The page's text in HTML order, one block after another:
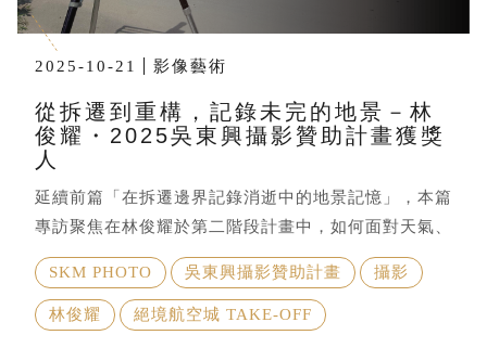
計畫」的作品《再現台灣城市》，源自徐浩瀚長期對城
市空間的觀察。相較於歐洲城市較為協調的統一的建築
風格，台灣的街景呈現出更加多樣的面貌——新建高
樓、老公寓與鐵皮加蓋常在同一條街道並存。 「台灣
城市很有趣，不同時代留下的東西都會同時出現。它們
看起來差很多，但其實都是我們生活的一部分！」 在
拍攝過程中，他並不會預設主題，而是先在城市裡行
走。當某個建築的外觀、材料或形狀吸引注意時，他會
不同建築並置：高樓與鐵皮屋、不同年代的材料與量
體，在視覺上形成衝突與對比。透過後期影像處理，他
嘗試在「忠於現實」與「影像構成」之間找到平衡，讓
2025-10-21 影像藝術
從拆遷到重構，記錄未完的地景－林
俊耀・2025吳東興攝影贊助計畫獲獎
人
延續前篇「在拆遷邊界記錄消逝中的地景記憶」，本篇
專訪聚焦在林俊耀於第二階段計畫中，如何面對天氣、
拆遷與人際連結的挑戰，並在歷史檔案與現場之間尋找
影像與記憶的地景線索
SKM PHOTO 吳東興攝影贊助計畫 攝影
林俊耀 絕境航空城 TAKE-OFF